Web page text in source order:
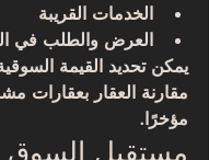
الخدمات القريبة
العرض والطلب في
يمكن تحديد القيمة
مقارنة العقار بعقارات
مؤخرًا.
مستقبل السوق